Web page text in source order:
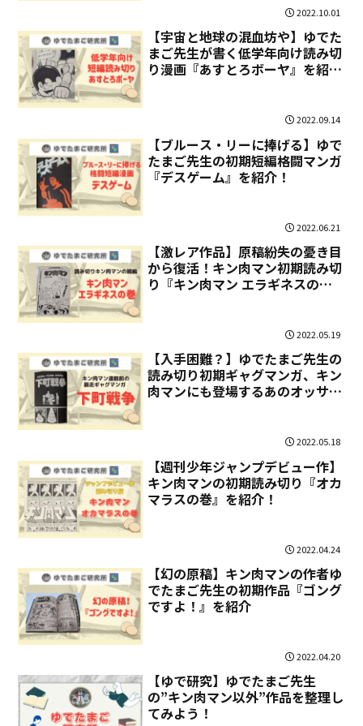
2022.10.01
【宇宙と地球の混血坊や】ゆでた
まご先生が書く低学年向け読み切
り漫画『あすとろボーヤ』を紹
2022.09.14
【ブルース・リーに捧げる】ゆで
たまご先生の初期短編格闘マンガ
『デスゲーム』を紹介！
2022.06.21
【激レア作品】原稿紛失の憂き目
から復活！キン肉マン初期読み切
り『キン肉マン エラギネスの
2022.05.19
【入手困難？】ゆでたまご先生の
読み切り初期ギャグマンガ、キン
肉マンにも登場するあのオッサン
2022.05.18
【週刊少年ジャンプデビュー作】
キン肉マンの初期読み切り『オカ
マラスの巻』を紹介！
2022.04.24
【幻の原稿】キン肉マンの作者ゆ
でたまご先生の初期作品『ゴング
ですよ！』を紹介
2022.04.20
【ゆで研究】ゆでたまご先生
の”キン肉マン以外”作品を整理し
てみよう！